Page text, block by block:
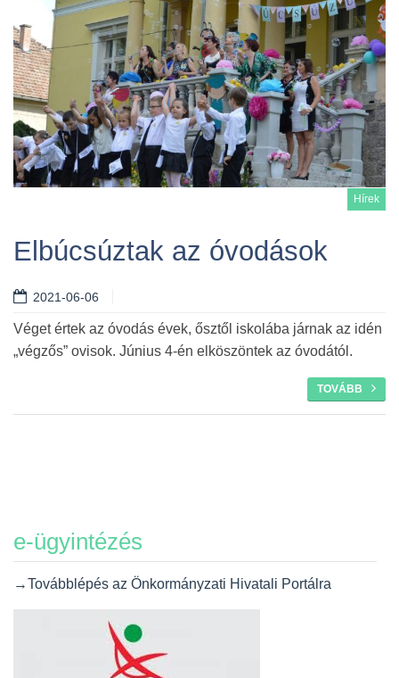
Hírek
Elbúcsúztak az óvodások
2021-06-06
Véget értek az óvodás évek, ősztől iskolába járnak az idén
„végzős” ovisok. Június 4-én elköszöntek az óvodától.
TOVÁBB
e-ügyintézés
→Továbblépés az Önkormányzati Hivatali Portálra